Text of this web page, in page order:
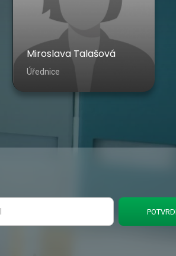
Miroslava Talašová
Úřednice